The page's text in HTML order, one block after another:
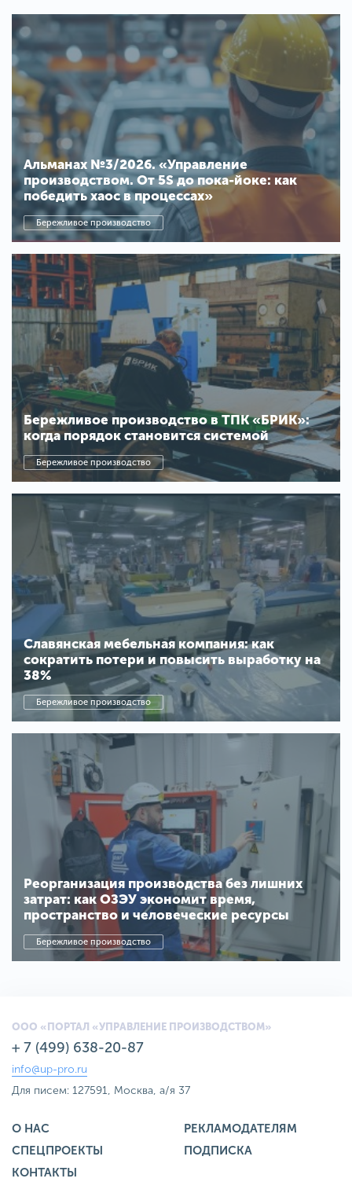
Альманах №3/2026. «Управление
производством. От 5S до пока-йоке: как
победить хаос в процессах»
Бережливое производство
Бережливое производство в ТПК «БРИК»:
когда порядок становится системой
Бережливое производство
Славянская мебельная компания: как
сократить потери и повысить выработку на
38%
Бережливое производство
Реорганизация производства без лишних
затрат: как ОЗЭУ экономит время,
пространство и человеческие ресурсы
Бережливое производство
ООО «ПОРТАЛ «УПРАВЛЕНИЕ ПРОИЗВОДСТВОМ»
+ 7 (499) 638-20-87
info@up-pro.ru
Для писем: 127591, Москва, а/я 37
О НАС
РЕКЛАМОДАТЕЛЯМ
СПЕЦПРОЕКТЫ
ПОДПИСКА
КОНТАКТЫ